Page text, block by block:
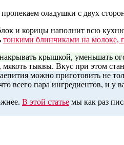
оладушки с двух
и корицы наполнит всю
тонкими блинчиками на молоке,
крышкой, уменьшать
тыквы. Вкус при этом
можно приготовить не
всего пара ингредиентов, и
В этой статье мы как раз